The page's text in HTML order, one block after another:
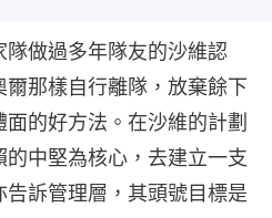
做過多年隊友的沙維認
那樣自行離隊，放棄餘下
的好方法。在沙維的計劃
中堅為核心，去建立一支
訴管理層，其頭號目標是